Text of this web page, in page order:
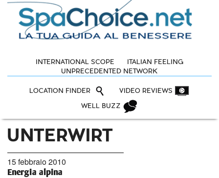
INTERNATIONAL SCOPE
ITALIAN FEELING
UNPRECEDENTED NETWORK
LOCATION FINDER VIDEO REVIEWS
WELL BUZZ
UNTERWIRT
15 febbraio 2010
Energia alpina